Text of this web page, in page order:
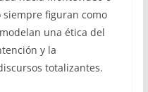
siempre figuran como
una ética del
y la
totalizantes.